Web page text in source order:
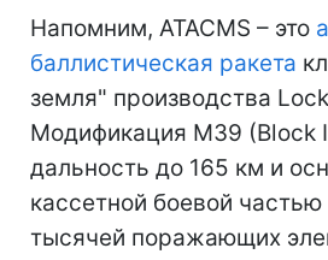
Напомним, ATACMS – это
баллистическая ракета
земля" производства
Модификация M39 (Block
дальность до 165 км и
кассетной боевой частью
тысячей поражающих